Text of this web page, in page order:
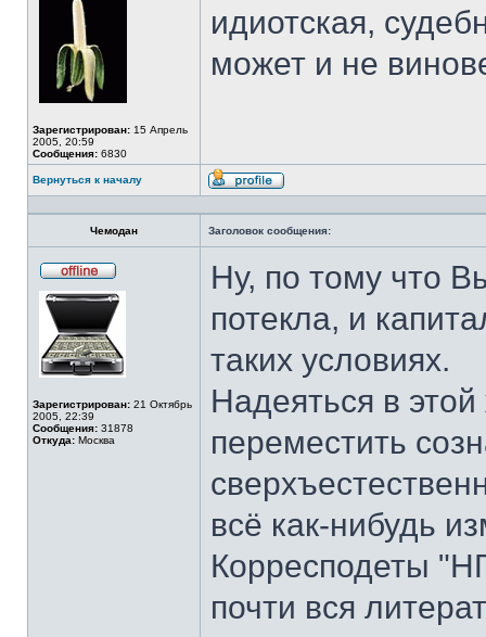
Зарегистрирован: 15 Апрель
2005, 20:59
Сообщения: 6830
идиотская,
может и не
Вернуться к началу
Профиль
Чемодан Заголовок сообщения:
в
сети
Зарегистрирован: 21 Октябрь
2005, 22:39
Сообщения: 31878
Откуда: Москва
Ну, по тому что
потекла, и
таких условиях.
Надеяться в
переместить
всё как-нибудь
Корресподеты
почти вся